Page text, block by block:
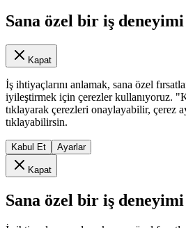
Sana özel bir iş
Kapat
İş ihtiyaçlarını anlamak, sana özel
iyileştirmek için çerezler kullanıyoruz.
tıklayarak çerezleri onaylayabilir, çerez
tıklayabilirsin.
Kabul Et Ayarlar
Kapat
Sana özel bir iş